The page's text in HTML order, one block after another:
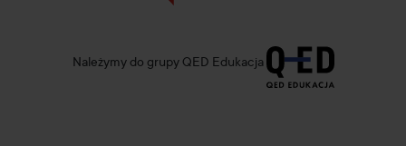
Należymy do grupy QED Edukacja